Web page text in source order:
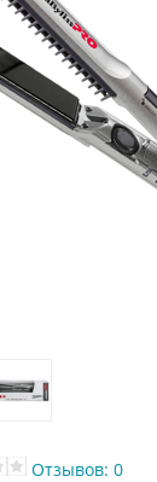
Отзывов: 0